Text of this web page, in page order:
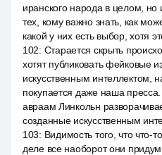
иранского народа в целом,
тех, кому важно знать, как
какой у них есть выбор, хотя
102: Старается скрыть
хотят публиковать фейковые
искусственным интеллектом,
покупается даже наша
авраам Линкольн
созданные искусственным
103: Видимость того, что что-
деле все наоборот они